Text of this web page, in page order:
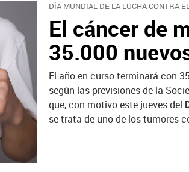
DÍA MUNDIAL DE LA LUCHA CONTRA
El cáncer de
35.000
El año en curso terminará con
según las previsiones de la
que, con motivo este jueves del
se trata de uno de los tumores